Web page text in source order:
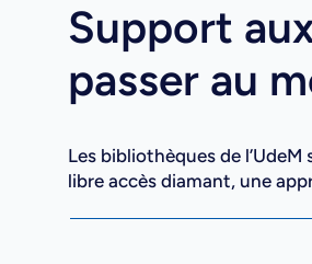
Support
passer au
Les bibliothèques de
libre accès diamant, une